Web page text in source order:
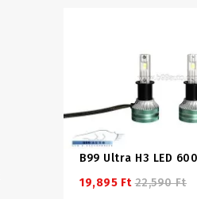
B99 Ultra H3 LED
19,895 Ft 22,590 Ft